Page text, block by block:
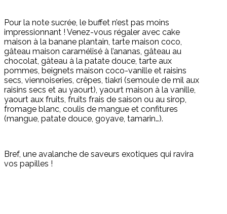
Pour la note sucrée, le buffet n’est pas moins
impressionnant ! Venez-vous régaler avec cake
maison à la banane plantain, tarte maison coco,
gâteau maison caramélisé à l’ananas, gâteau au
chocolat, gâteau à la patate douce, tarte aux
pommes, beignets maison coco-vanille et raisins
secs, viennoiseries, crêpes, tiakri (semoule de mil aux
raisins secs et au yaourt), yaourt maison à la vanille,
yaourt aux fruits, fruits frais de saison ou au sirop,
fromage blanc, coulis de mangue et confitures
(mangue, patate douce, goyave, tamarin…).
Bref, une avalanche de saveurs exotiques qui ravira
vos papilles !